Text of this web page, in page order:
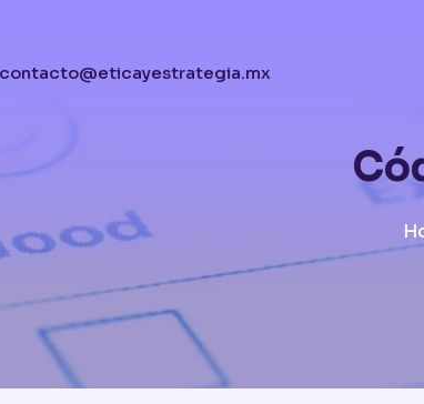
contacto@eticayestrategia.mx